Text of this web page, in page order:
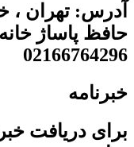
آدرس: تهران ،
حافظ پاساژ
02166764296
خبرنامه
برای دریافت